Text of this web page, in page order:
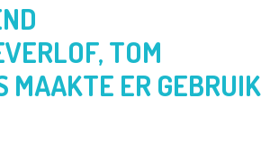
TOM
MAAKTE ER GEBRUIK